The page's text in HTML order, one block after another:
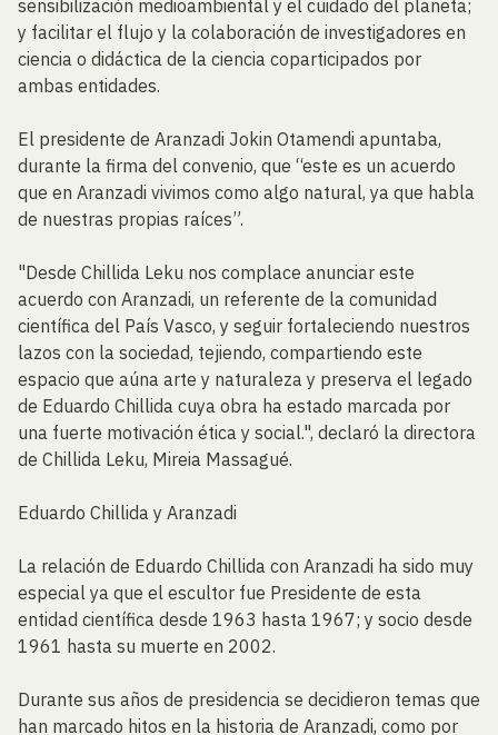
sensibilización medioambiental y el cuidado del planeta;
y facilitar el flujo y la colaboración de investigadores en
ciencia o didáctica de la ciencia coparticipados por
ambas entidades.
El presidente de Aranzadi Jokin Otamendi apuntaba,
durante la firma del convenio, que “este es un acuerdo
que en Aranzadi vivimos como algo natural, ya que habla
de nuestras propias raíces”.
"Desde Chillida Leku nos complace anunciar este
acuerdo con Aranzadi, un referente de la comunidad
científica del País Vasco, y seguir fortaleciendo nuestros
lazos con la sociedad, tejiendo, compartiendo este
espacio que aúna arte y naturaleza y preserva el legado
de Eduardo Chillida cuya obra ha estado marcada por
una fuerte motivación ética y social.", declaró la directora
de Chillida Leku, Mireia Massagué.
Eduardo Chillida y Aranzadi
La relación de Eduardo Chillida con Aranzadi ha sido muy
especial ya que el escultor fue Presidente de esta
entidad científica desde 1963 hasta 1967; y socio desde
1961 hasta su muerte en 2002.
Durante sus años de presidencia se decidieron temas que
han marcado hitos en la historia de Aranzadi, como por